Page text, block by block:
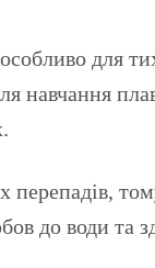
для
навчання
до води та